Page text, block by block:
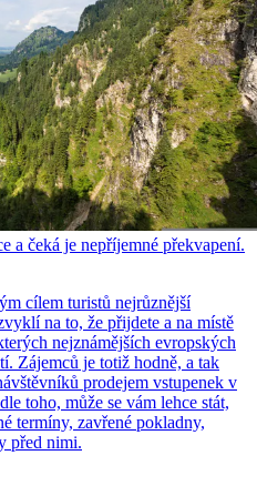
a čeká je nepříjemné překvapení.
cílem turistů nejrůznější
na to, že přijdete a na místě
nejznámějších evropských
Zájemců je totiž hodně, a tak
prodejem vstupenek v
toho, může se vám lehce stát,
termíny, zavřené pokladny,
před nimi.